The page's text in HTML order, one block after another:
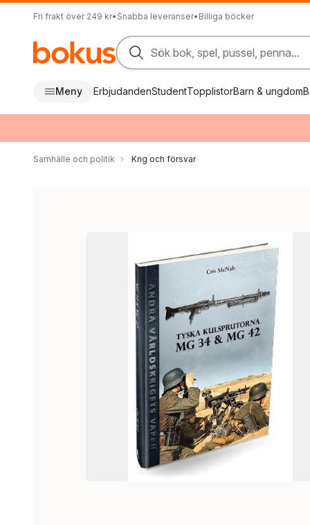
Fri frakt över 249 kr• Snabba leveranser• Billiga böcker
Sök bok, spel, pussel, penna...
Meny ErbjudandenStudentTopplistorBarn & ungdom
Samhälle och politik Krig och försvar